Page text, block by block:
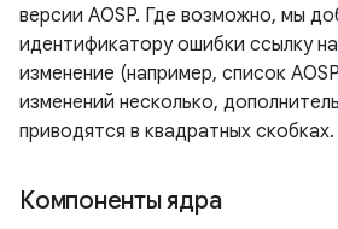
версии AOSP. Где возможно, мы
идентификатору ошибки ссылку
изменение (например, список
изменений несколько,
приводятся в квадратных скобках.
Компоненты ядра